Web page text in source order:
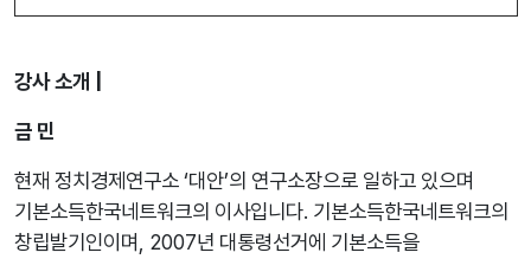
강사 소개 |
금 민
현재 정치경제연구소 ‘대안’의 연구소장으로 일하고 있으며
기본소득한국네트워크의 이사입니다. 기본소득한국네트워크의
창립발기인이며, 2007년 대통령선거에 기본소득을